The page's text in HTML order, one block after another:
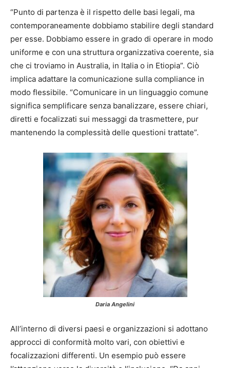
“Punto di partenza è il rispetto delle basi legali, ma
contemporaneamente dobbiamo stabilire degli standard
per esse. Dobbiamo essere in grado di operare in modo
uniforme e con una struttura organizzativa coerente, sia
che ci troviamo in Australia, in Italia o in Etiopia”. Ciò
implica adattare la comunicazione sulla compliance in
modo flessibile. “Comunicare in un linguaggio comune
significa semplificare senza banalizzare, essere chiari,
diretti e focalizzati sui messaggi da trasmettere, pur
mantenendo la complessità delle questioni trattate”.
Daria Angelini
All’interno di diversi paesi e organizzazioni si adottano
approcci di conformità molto vari, con obiettivi e
focalizzazioni differenti. Un esempio può essere